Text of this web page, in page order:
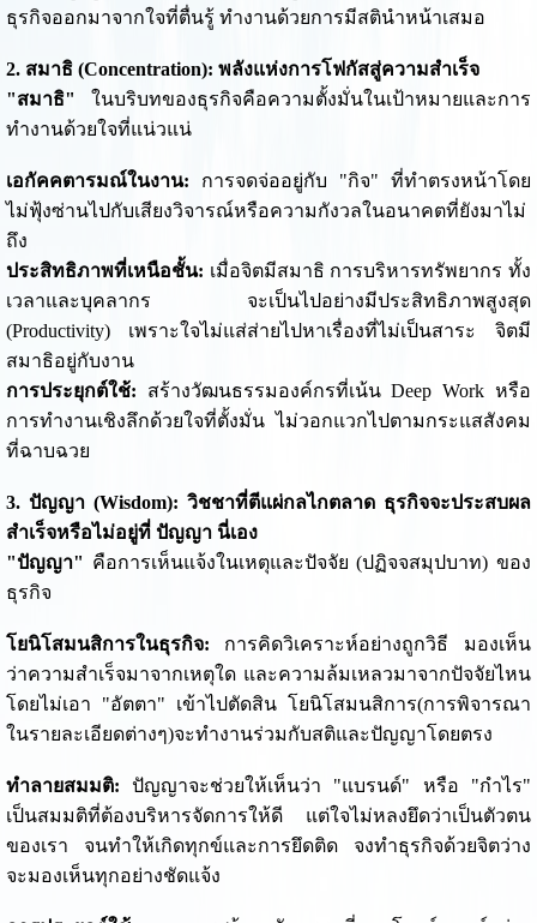
ธุรกิจออกมาจากใจที่ตื่นรู้ ทำงานด้วยการมีสตินำหน้าเสมอ
2. สมาธิ (Concentration): พลังแห่งการโฟกัสสู่ความสำเร็จ
"สมาธิ" ในบริบทของธุรกิจคือความตั้งมั่นในเป้าหมายและการ
ทำงานด้วยใจที่แน่วแน่
เอกัคคตารมณ์ในงาน: การจดจ่ออยู่กับ "กิจ" ที่ทำตรงหน้าโดย
ไม่ฟุ้งซ่านไปกับเสียงวิจารณ์หรือความกังวลในอนาคตที่ยังมาไม่
ถึง
ประสิทธิภาพที่เหนือชั้น: เมื่อจิตมีสมาธิ การบริหารทรัพยากร ทั้ง
เวลาและบุคลากร จะเป็นไปอย่างมีประสิทธิภาพสูงสุด
(Productivity) เพราะใจไม่แส่ส่ายไปหาเรื่องที่ไม่เป็นสาระ จิตมี
สมาธิอยู่กับงาน
การประยุกต์ใช้: สร้างวัฒนธรรมองค์กรที่เน้น Deep Work หรือ
การทำงานเชิงลึกด้วยใจที่ตั้งมั่น ไม่วอกแวกไปตามกระแสสังคม
ที่ฉาบฉวย
3. ปัญญา (Wisdom): วิชชาที่ตีแผ่กลไกตลาด ธุรกิจจะประสบผล
สำเร็จหรือไม่อยู่ที่ ปัญญา นี่เอง
"ปัญญา" คือการเห็นแจ้งในเหตุและปัจจัย (ปฏิจจสมุปบาท) ของ
ธุรกิจ
โยนิโสมนสิการในธุรกิจ: การคิดวิเคราะห์อย่างถูกวิธี มองเห็น
ว่าความสำเร็จมาจากเหตุใด และความล้มเหลวมาจากปัจจัยไหน
โดยไม่เอา "อัตตา" เข้าไปตัดสิน โยนิโสมนสิการ(การพิจารณา
ในรายละเอียดต่างๆ)จะทำงานร่วมกับสติและปัญญาโดยตรง
ทำลายสมมติ: ปัญญาจะช่วยให้เห็นว่า "แบรนด์" หรือ "กำไร"
เป็นสมมติที่ต้องบริหารจัดการให้ดี แต่ใจไม่หลงยึดว่าเป็นตัวตน
ของเรา จนทำให้เกิดทุกข์และการยึดติด จงทำธุรกิจด้วยจิตว่าง
จะมองเห็นทุกอย่างชัดแจ้ง